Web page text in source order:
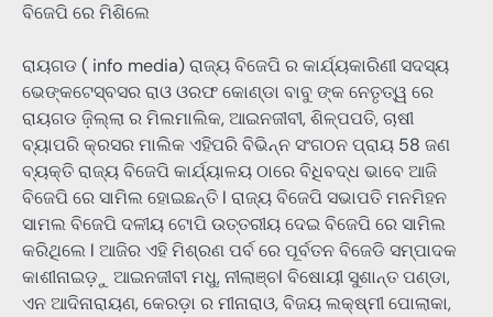
ବିଜେପି ରେ ମିଶିଲେ
ରାୟଗଡ ( info media) ରାଜ୍ୟ ବିଜେପି ର କାର୍ଯ୍ୟକାରିଣୀ ସଦସ୍ୟ
ଭେଙ୍କଟେସ୍ବସର ରାଓ ଓରଫ କୋଣ୍ଡା ବାବୁ ଙ୍କ ନେତୃତ୍ୱ ରେ
ରାୟଗଡ ଜ଼ିଲ୍ଲା ର ମିଲମାଲିକ, ଆଇନଜୀବୀ, ଶିଳ୍ପପତି, ଚାଷୀ
ବ୍ୟାପରି କ୍ରସର ମାଲିକ ଏହିପରି ବିଭିନ୍ନ ସଂଗଠନ ପ୍ରାୟ 58 ଜଣ
ବ୍ୟକ୍ତି ରାଜ୍ୟ ବିଜେପି କାର୍ଯ୍ୟାଳୟ ଠାରେ ବିଧିବଦ୍ଧ ଭାବେ ଆଜି
ବିଜେପି ରେ ସାମିଲ ହୋଇଛନ୍ତି l ରାଜ୍ୟ ବିଜେପି ସଭାପତି ମନମିହନ
ସାମଲ ବିଜେପି ଦଳୀୟ ଟୋପି ଉତ୍ତରୀୟ ଦେଇ ବିଜେପି ରେ ସାମିଲ
କରିଥିଲେ l ଆଜିର ଏହି ମିଶ୍ରଣ ପର୍ବ ରେ ପୂର୍ବତନ ବିଜେଡି ସମ୍ପାଦକ
କାଶୀନାଇଡ଼ୁ ଆଇନଜୀବୀ ମଧୁ, ନୀଲାଞ୍ଚl ବିଷୋୟୀ ସୁଶାନ୍ତ ପଣ୍ଡା,
ଏନ ଆଦିନାରାୟଣ, କେରଡ଼ା ର ମୀନାରାଓ, ବିଜୟ ଲକ୍ଷ୍ମୀ ପୋଲାକା,